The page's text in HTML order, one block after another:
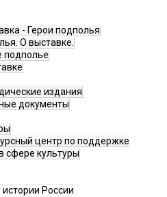
- Герои подполья
О выставке.
подполье
издания
документы
центр по поддержке
сфере культуры
России